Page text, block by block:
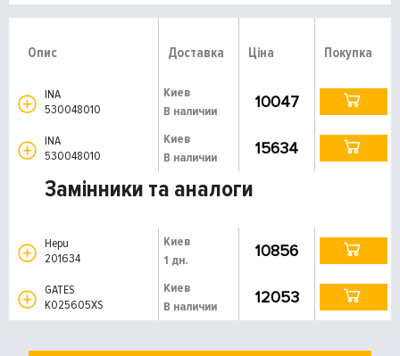
Опис Доставка Ціна Покупка
INA
530048010
Киев
В наличии
10047
INA
530048010
Киев
В наличии
15634
Замінники та аналоги
Hepu
201634
Киев
1 дн.
10856
GATES
K025605XS
Киев
В наличии
12053